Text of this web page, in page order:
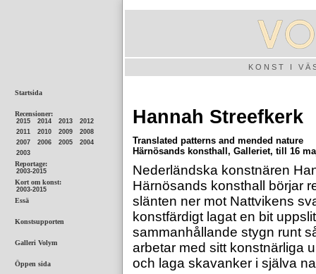
KONST I
Hannah Streefkerk
Translated patterns and mended nature
Härnösands konsthall, Galleriet, till 16
Nederländska konstnären
Härnösands konsthall börjar
slänten ner mot Nattvikens
konstfärdigt lagat en bit
sammanhållande stygn runt
arbetar med sitt konstnärliga
och laga skavanker i själva